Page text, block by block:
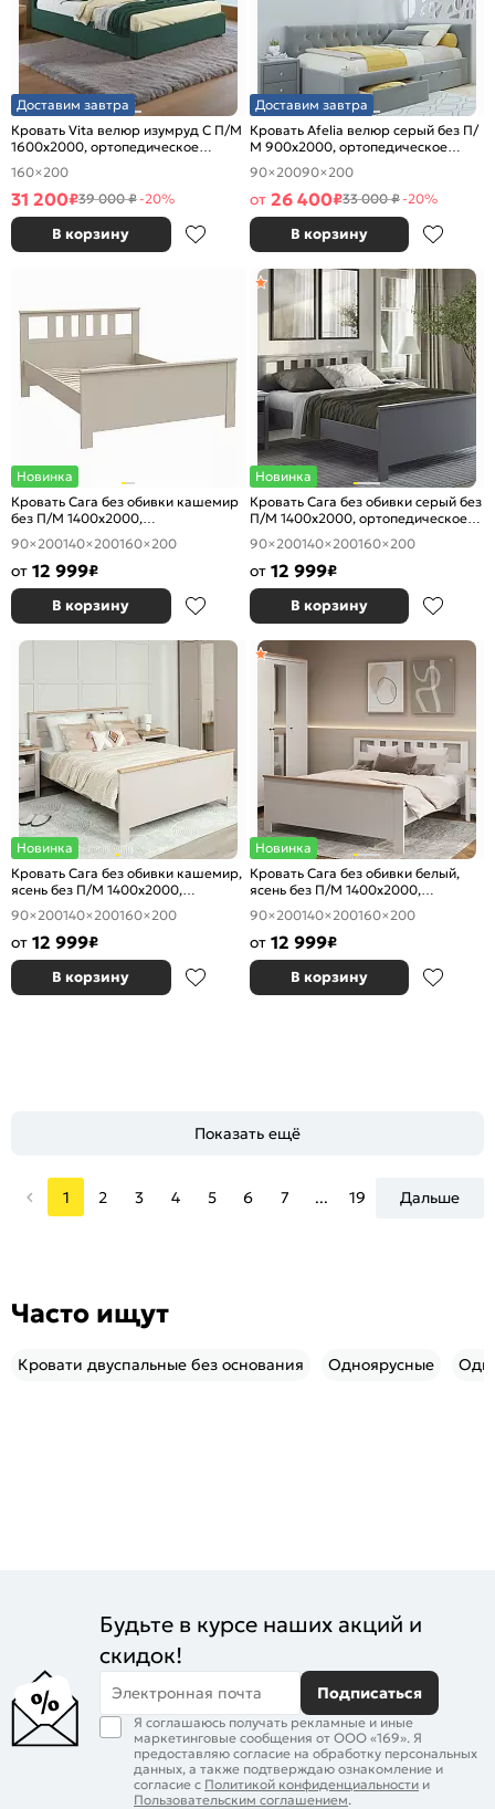
Доставим завтра
Кровать Vita велюр изумруд С П/М
1600x2000, ортопедическое
основание, изголовье мягкое
160×200
31 200₽39 000 ₽-20%
В корзину
Доставим завтра
Кровать Afelia велюр серый без П/
М 900x2000, ортопедическое
основание, изголовье мягкое
90×20090×200
от 26 400₽33 000 ₽-20%
В корзину
Новинка
Кровать Сага без обивки кашемир
без П/М 1400x2000,
ортопедическое основание,
изголовье жесткое
90×200140×200160×200
от 12 999₽
В корзину
Новинка
Кровать Сага без обивки серый без
П/М 1400x2000, ортопедическое
основание, изголовье жесткое
90×200140×200160×200
от 12 999₽
В корзину
Новинка
Кровать Сага без обивки кашемир,
ясень без П/М 1400x2000,
ортопедическое основание,
изголовье жесткое
90×200140×200160×200
от 12 999₽
В корзину
Новинка
Кровать Сага без обивки белый,
ясень без П/М 1400x2000,
ортопедическое основание,
изголовье жесткое
90×200140×200160×200
от 12 999₽
В корзину
Показать ещё
1 2 3 4 5 6 7 ... 19 Дальше
Часто ищут
Кровати двуспальные без основания Одноярусные
Будьте в курсе наших акций и
скидок!
Электронная почта Подписаться
Я соглашаюсь получать рекламные и иные
маркетинговые сообщения от ООО «169». Я
предоставляю согласие на обработку персональных
данных, а также подтверждаю ознакомление и
согласие с Политикой конфиденциальности и
Пользовательским соглашением.